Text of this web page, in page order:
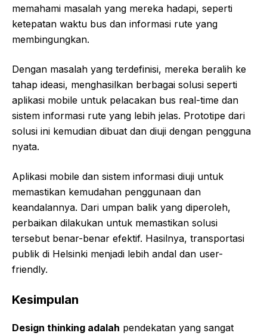
memahami masalah yang mereka hadapi, seperti
ketepatan waktu bus dan informasi rute yang
membingungkan.
Dengan masalah yang terdefinisi, mereka beralih ke
tahap ideasi, menghasilkan berbagai solusi seperti
aplikasi mobile untuk pelacakan bus real-time dan
sistem informasi rute yang lebih jelas. Prototipe dari
solusi ini kemudian dibuat dan diuji dengan pengguna
nyata.
Aplikasi mobile dan sistem informasi diuji untuk
memastikan kemudahan penggunaan dan
keandalannya. Dari umpan balik yang diperoleh,
perbaikan dilakukan untuk memastikan solusi
tersebut benar-benar efektif. Hasilnya, transportasi
publik di Helsinki menjadi lebih andal dan user-
friendly.
Kesimpulan
Design thinking adalah pendekatan yang sangat